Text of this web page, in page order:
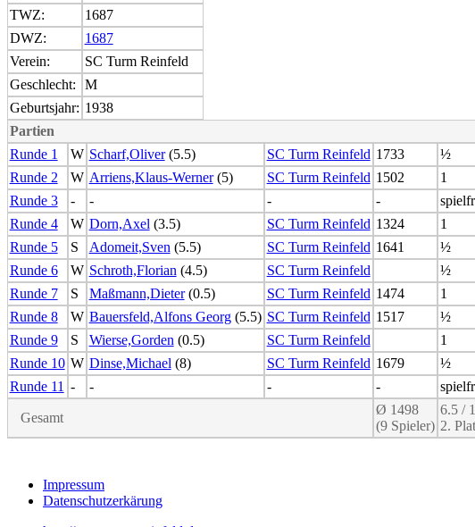
TWZ:
1687
DWZ:
1687
Verein:
SC Turm Reinfeld
Geschlecht:
M
Geburtsjahr: 1938
Partien
Runde 1
W Scharf,Oliver(5.5) SC Turm Reinfeld 1733
½
Runde 2
W Arriens,Klaus-Werner(5) SC Turm Reinfeld 1502
1
Runde 3
- - - -
Runde 4
W Dorn,Axel (3.5) SC Turm Reinfeld 1324
1
Runde 5
S Adomeit,Sven (5.5) SC Turm Reinfeld 1641
½
Runde 6
W Schroth,Florian (4.5) SC Turm Reinfeld
½
Runde 7
S Maßmann,Dieter(0.5) SC Turm Reinfeld 1474
1
Runde 8
W Bauersfeld,Alfons Georg(5.5) SC Turm Reinfeld 1517
½
Runde 9
S Wierse,Gorden (0.5) SC Turm Reinfeld
1
Runde 10 W Dinse,Michael (8) SC Turm Reinfeld 1679
½
Runde 11 - - - -
Gesamt
Ø 1498
(9 Spieler)
6.5 /
2.
Impressum
Datenschutzerkärung